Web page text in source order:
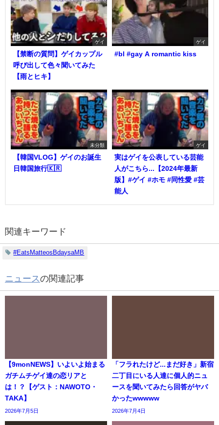
ゲイ
【禁断の質問】ゲイカップル
呼び出して色々聞いてみた
【雨とヒキ】
ゲイ
#bl #gay A romantic kiss
未分類
【韓国VLOG】ゲイのお誕生
日韓国旅行🇰🇷
ゲイ
実はゲイを公表している芸能
人がこちら...【2024年最新
版】#ゲイ #ホモ #同性愛 #芸
能人
関連キーワード
#EatsMatteosBdaysaMB
ニュースの関連記事
【9monNEWS】いよいよ始まる
ガチムチゲイ達の恋リアと
は！？【ゲスト：NAWOTO・
TAKA】
2026年7月5日
「フラれたけど...まだ好き」新宿
二丁目にいる人達に個人的ニュ
ースを聞いてみたら回答がヤバ
かったwwwww
2026年7月4日